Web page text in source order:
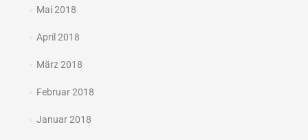
Mai 2018
April 2018
März 2018
Februar 2018
Januar 2018